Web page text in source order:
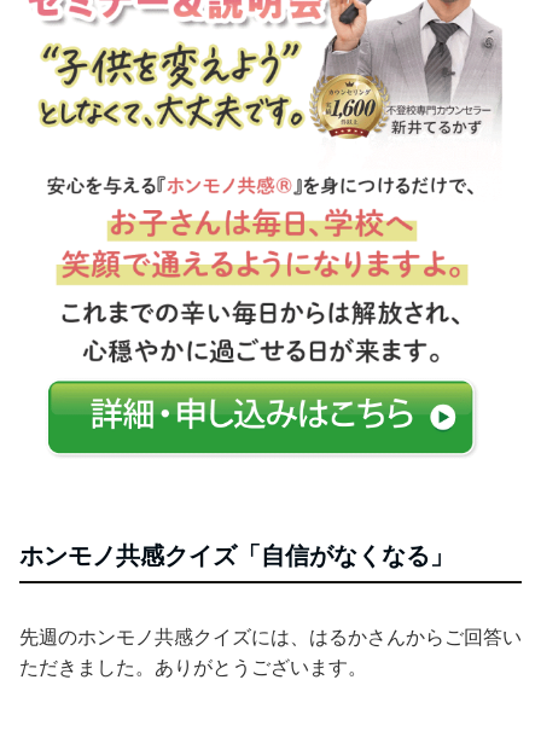
ホンモノ共感クイズ「自信がなくなる」
先週のホンモノ共感クイズには、はるかさんからご回答い
ただきました。ありがとうございます。